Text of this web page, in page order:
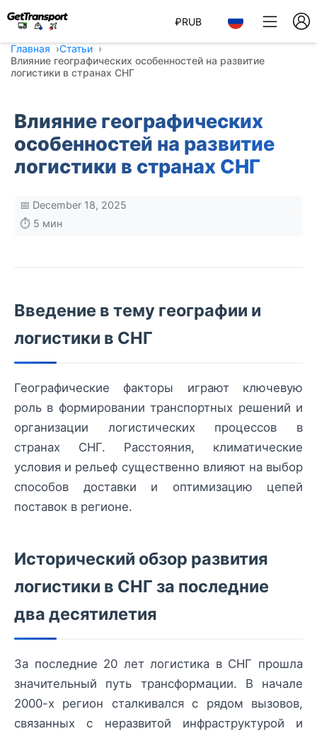
₽RUB
Главная
Статьи
Влияние географических особенностей на развитие
логистики в странах СНГ
Влияние географических
особенностей на развитие
логистики в странах СНГ
📅 December 18, 2025
⏱️ 5 мин
Введение в тему географии и
логистики в СНГ
Географические факторы играют ключевую
роль в формировании транспортных решений и
организации логистических процессов в
странах СНГ. Расстояния, климатические
условия и рельеф существенно влияют на выбор
способов доставки и оптимизацию цепей
поставок в регионе.
Исторический обзор развития
логистики в СНГ за последние
два десятилетия
За последние 20 лет логистика в СНГ прошла
значительный путь трансформации. В начале
2000-х регион сталкивался с рядом вызовов,
связанных с неразвитой инфраструктурой и